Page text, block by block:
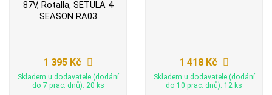
87V, Rotalla, SETULA 4
SEASON RA03
1 395 Kč
Skladem u dodavatele (dodání
do 7 prac. dnů): 20 ks
1 418 Kč
Skladem u dodavatele (dodání
do 10 prac. dnů): 12 ks